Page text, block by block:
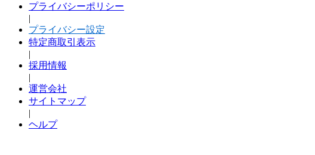
プライバシーポリシー
|
プライバシー設定
特定商取引表示
|
採用情報
|
運営会社
サイトマップ
|
ヘルプ